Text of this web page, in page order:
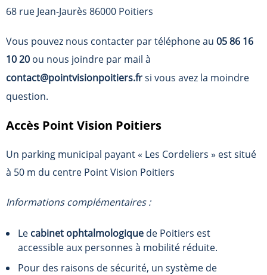
68 rue Jean-Jaurès 86000 Poitiers
Vous pouvez nous contacter par téléphone au 05 86 16
10 20 ou nous joindre par mail à
contact@pointvisionpoitiers.frsi vous avez la moindre
question.
Accès Point Vision Poitiers
Un parking municipal payant « Les Cordeliers » est situé
à 50 m du centre Point Vision Poitiers
Informations complémentaires :
Le cabinet ophtalmologique de Poitiers est
accessible aux personnes à mobilité réduite.
Pour des raisons de sécurité, un système de